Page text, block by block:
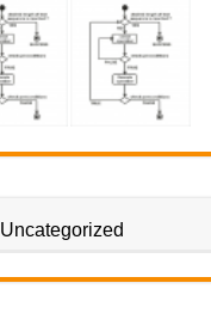
Uncategorized